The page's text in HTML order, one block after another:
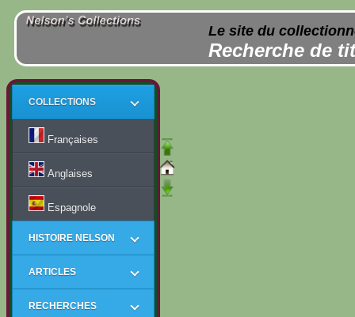
Le site du
Recherche de
COLLECTIONS
Françaises
Anglaises
Espagnole
HISTOIRE NELSON
ARTICLES
RECHERCHES